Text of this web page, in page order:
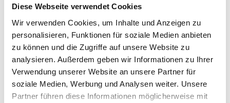
Diese Webseite verwendet Cookies
Wir verwenden Cookies, um Inhalte und Anzeigen zu
personalisieren, Funktionen für soziale Medien anbieten
zu können und die Zugriffe auf unsere Website zu
analysieren. Außerdem geben wir Informationen zu Ihrer
Verwendung unserer Website an unsere Partner für
soziale Medien, Werbung und Analysen weiter. Unsere
Partner führen diese Informationen möglicherweise mit